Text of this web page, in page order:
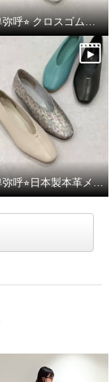
卑弥呼⭐︎ クロスゴムフラットパンプスをご紹介いたします。
卑弥呼⭐︎日本製本革メタルポイントフラットパンプスをご紹介いたします。